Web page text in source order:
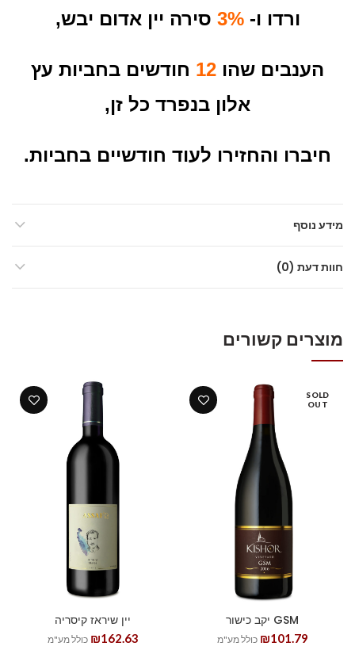
ורדו ו-3% סירה יין אדום יבש,
הענבים שהו 12 חודשים בחביות עץ
אלון בנפרד כל זן,
חיברו והחזירו לעוד חודשיים בחביות.
מידע נוסף
חוות דעת (0)
מוצרים קשורים
SOLD
OUT
GSM יקב כישור
₪101.79 כולל מע"מ
יין שיראז קיסריה
₪162.63 כולל מע"מ